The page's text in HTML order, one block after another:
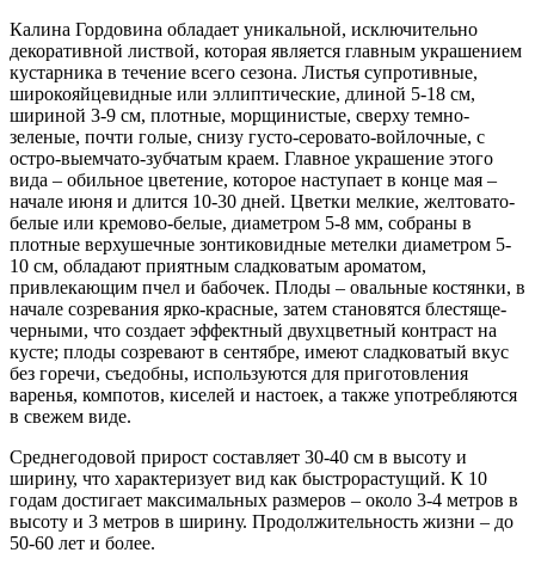
Калина Гордовина обладает уникальной, исключительно
декоративной листвой, которая является главным украшением
кустарника в течение всего сезона. Листья супротивные,
широкояйцевидные или эллиптические, длиной 5-18 см,
шириной 3-9 см, плотные, морщинистые, сверху темно-
зеленые, почти голые, снизу густо-серовато-войлочные, с
остро-выемчато-зубчатым краем. Главное украшение этого
вида – обильное цветение, которое наступает в конце мая –
начале июня и длится 10-30 дней. Цветки мелкие, желтовато-
белые или кремово-белые, диаметром 5-8 мм, собраны в
плотные верхушечные зонтиковидные метелки диаметром 5-
10 см, обладают приятным сладковатым ароматом,
привлекающим пчел и бабочек. Плоды – овальные костянки, в
начале созревания ярко-красные, затем становятся блестяще-
черными, что создает эффектный двухцветный контраст на
кусте; плоды созревают в сентябре, имеют сладковатый вкус
без горечи, съедобны, используются для приготовления
варенья, компотов, киселей и настоек, а также употребляются
в свежем виде.
Среднегодовой прирост составляет 30-40 см в высоту и
ширину, что характеризует вид как быстрорастущий. К 10
годам достигает максимальных размеров – около 3-4 метров в
высоту и 3 метров в ширину. Продолжительность жизни – до
50-60 лет и более.